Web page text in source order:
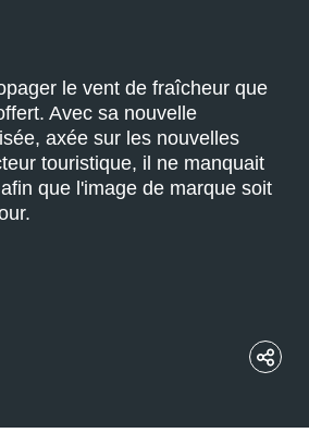
le vent de fraîcheur que
Avec sa nouvelle
axée sur les nouvelles
touristique, il ne manquait
que l'image de marque soit